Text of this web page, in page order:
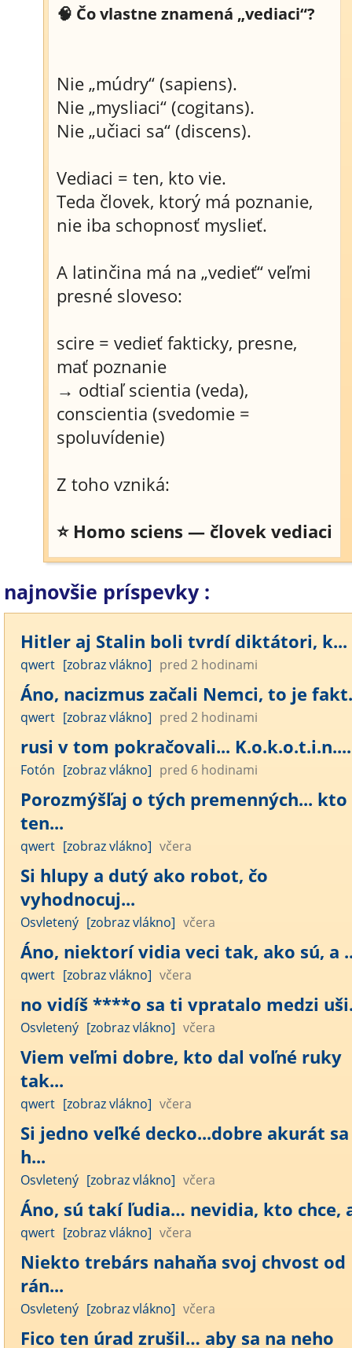
🧠 Čo vlastne znamená „vediaci“?
Nie „múdry“ (sapiens).
Nie „mysliaci“ (cogitans).
Nie „učiaci sa“ (discens).
Vediaci = ten, kto vie.
Teda človek, ktorý má poznanie,
nie iba schopnosť myslieť.
A latinčina má na „vedieť“ veľmi
presné sloveso:
scire = vedieť fakticky, presne,
mať poznanie
→ odtiaľ scientia (veda),
conscientia (svedomie =
spoluvídenie)
Z toho vzniká:
⭐ Homo sciens — človek vediaci
najnovšie príspevky :
Hitler aj Stalin boli tvrdí diktátori, k...
qwert [zobraz vlákno] pred 2 hodinami
Áno, nacizmus začali Nemci, to je
qwert [zobraz vlákno] pred 2 hodinami
rusi v tom pokračovali... K.o.k.o.t.i.n....
Fotón [zobraz vlákno] pred 6 hodinami
Porozmýšľaj o tých premenných... kto
ten...
qwert [zobraz vlákno] včera
Si hlupy a dutý ako robot, čo
vyhodnocuj...
Osvletený [zobraz vlákno] včera
Áno, niektorí vidia veci tak, ako sú, a
qwert [zobraz vlákno] včera
no vidíš ****o sa ti vpratalo medzi
Osvletený [zobraz vlákno] včera
Viem veľmi dobre, kto dal voľné ruky
tak...
qwert [zobraz vlákno] včera
Si jedno veľké decko...dobre akurát sa
h...
Osvletený [zobraz vlákno] včera
Áno, sú takí ľudia… nevidia, kto chce,
qwert [zobraz vlákno] včera
Niekto trebárs nahaňa svoj chvost od
rán...
Osvletený [zobraz vlákno] včera
Fico ten úrad zrušil… aby sa na neho